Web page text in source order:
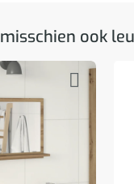
ook